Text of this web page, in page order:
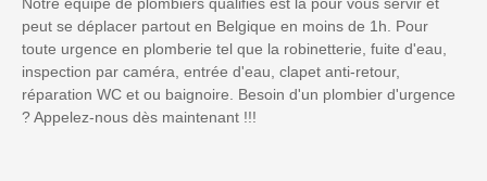
peut se déplacer partout en Belgique en moins de 1h. Pour
toute urgence en plomberie tel que la robinetterie, fuite d'eau,
inspection par caméra, entrée d'eau, clapet anti-retour,
réparation WC et ou baignoire. Besoin d'un plombier d'urgence
? Appelez-nous dès maintenant !!!